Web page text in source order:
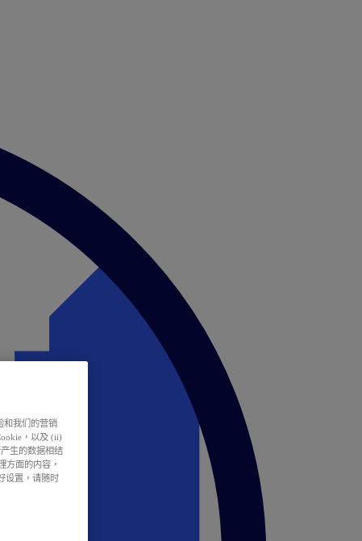
和我们的营销
，以及 (ii)
生的数据相结
方面的内容，
设置，请随时